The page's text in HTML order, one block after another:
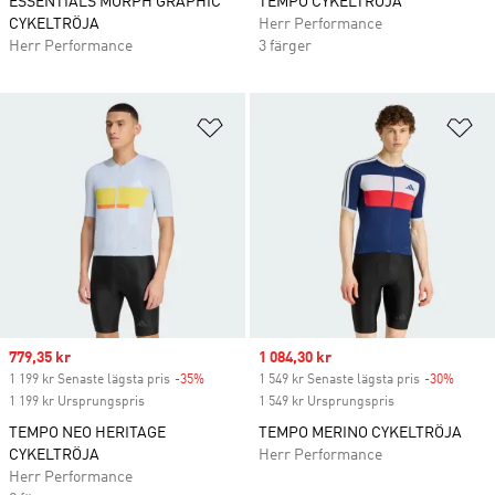
CYKELTRÖJA
Herr Performance
Herr Performance
3 färger
Lägg till på önskelistan
Sale price
779,35 kr
1 199 kr Senaste lägsta pris -35%
1 199 kr Ursprungspris
TEMPO NEO HERITAGE
CYKELTRÖJA
Herr Performance
Sale price
1 084,30 kr
1 549 kr Senaste lägsta pris -30%
1 549 kr Ursprungspris
TEMPO MERINO CYKELTRÖJA
Herr Performance